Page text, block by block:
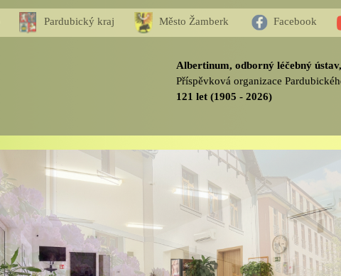
Pardubický kraj Město Žamberk Facebook
Albertinum, odborný léčebný
Příspěvková organizace
121 let (1905 - 2026)